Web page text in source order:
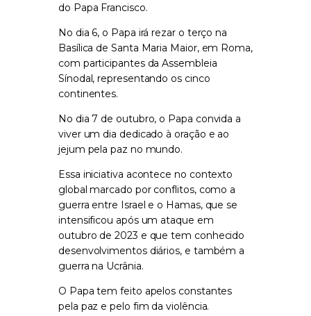
do Papa Francisco.
No dia 6, o Papa irá rezar o terço na
Basílica de Santa Maria Maior, em Roma,
com participantes da Assembleia
Sínodal, representando os cinco
continentes.
No dia 7 de outubro, o Papa convida a
viver um dia dedicado à oração e ao
jejum pela paz no mundo.
Essa iniciativa acontece no contexto
global marcado por conflitos, como a
guerra entre Israel e o Hamas, que se
intensificou após um ataque em
outubro de 2023 e que tem conhecido
desenvolvimentos diários, e também a
guerra na Ucrânia.
O Papa tem feito apelos constantes
pela paz e pelo fim da violência.